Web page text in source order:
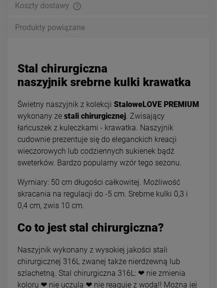
Koszty dostawy
Produkty powiązane
Stal chirurgiczna
naszyjnik srebrne kulki krawatka
Świetny naszyjnik z kolekcji StaloweLOVE PREMIUM
wykonany ze stali chirurgicznej . Zwisający
łańcuszek z kuleczkami - krawatka. Naszyjnik
cudownie prezentuje się do eleganckich kreacji
wieczorowych lub codziennych sukienek bądź
sweterków. Bardzo popularny wzór tego sezonu.
Wymiary: 50 cm długości całkowitej. Możliwość
skracania na regulacji do -5 cm. Srebrne kulki 0,3 i
0,4 cm, zwis 10 cm.
Co to jest stal chirurgiczna?
Naszyjnik wykonany z wysokiej jakości stali
chirurgicznej 316L zwanej także nierdzewną lub
szlachetną. Stal chirurgiczna 316L: ❤ nie zmienia
koloru ❤ nie uczula ❤ nie reaguje z wodą!! Można jej